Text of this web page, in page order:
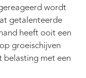
wordt
getalenteerde
heeft ooit een
groeischijven
met een